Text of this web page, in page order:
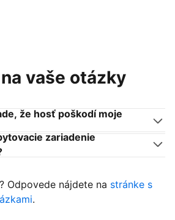
vaše otázky
že hosť poškodí moje
zariadenie
Odpovede nájdete na stránke s
.